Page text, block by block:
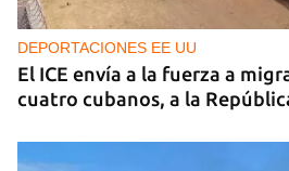
DEPORTACIONES EE UU
El ICE envía a la fuerza a
cuatro cubanos, a la